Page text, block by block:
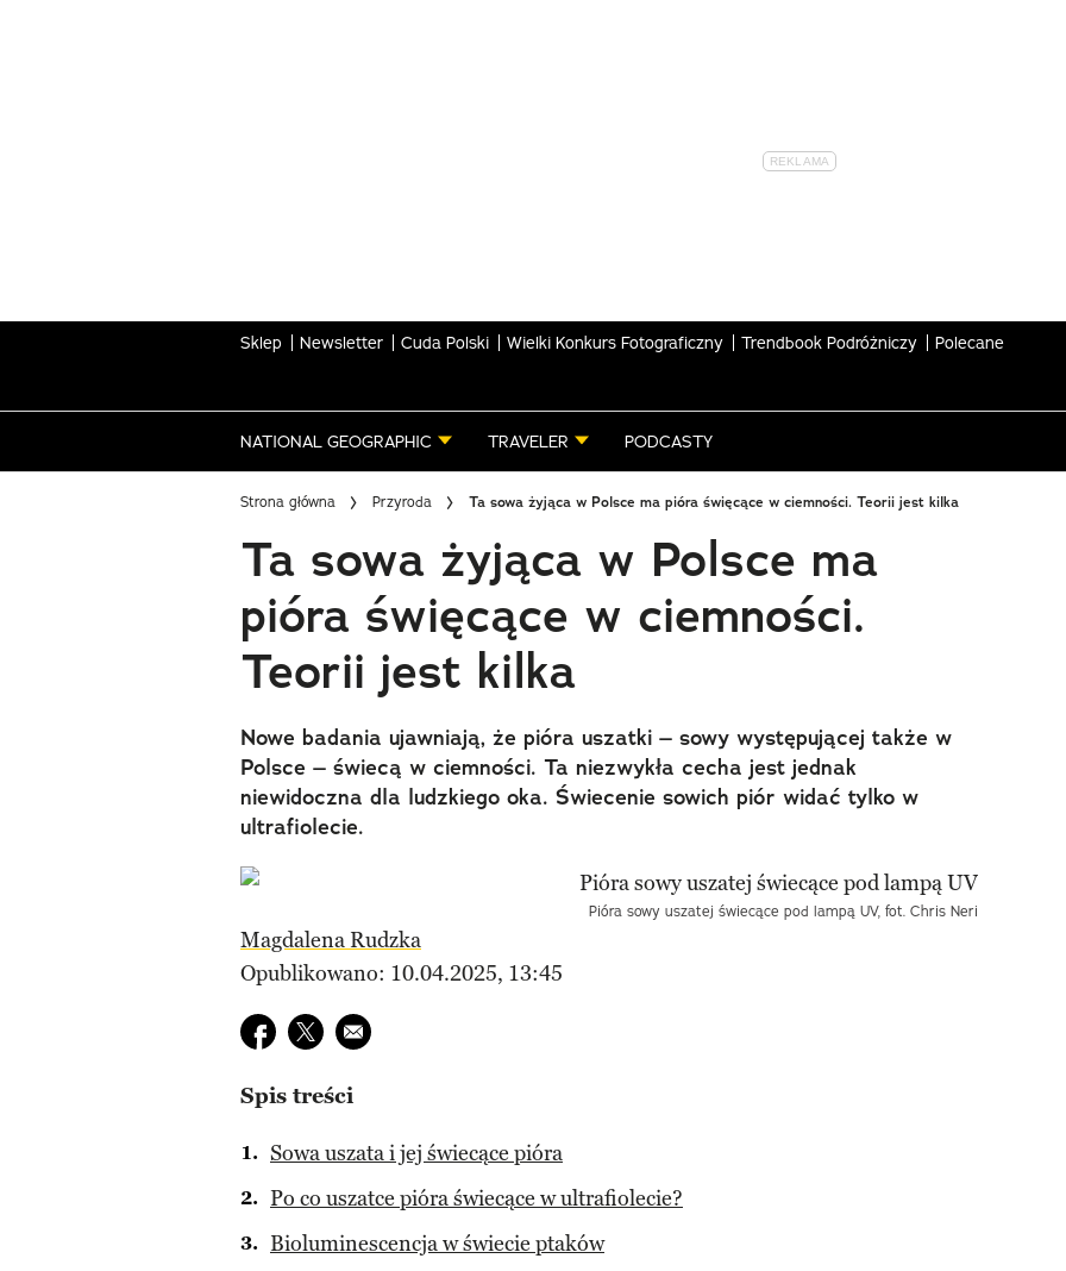
Sklep Newsletter Cuda Polski Wielki Konkurs Fotograficzny Trendbook Podróżniczy Polecane
NATIONAL GEOGRAPHIC TRAVELER PODCASTY
Strona główna Przyroda Ta sowa żyjąca w Polsce ma pióra święcące w ciemności. Teorii jest kilka
Ta sowa żyjąca w Polsce ma
pióra święcące w ciemności.
Teorii jest kilka
Nowe badania ujawniają, że pióra uszatki – sowy występującej także w
Polsce – świecą w ciemności. Ta niezwykła cecha jest jednak
niewidoczna dla ludzkiego oka. Świecenie sowich piór widać tylko w
ultrafiolecie.
Pióra sowy uszatej świecące pod lampą UV, fot. Chris Neri
Magdalena Rudzka
Opublikowano: 10.04.2025, 13:45
Udostępnij na facebook
Udostępnij na twitter
E-mail do przyjaciela
Spis treści
Sowa uszata i jej świecące pióra
Po co uszatce pióra świecące w ultrafiolecie?
Bioluminescencja w świecie ptaków